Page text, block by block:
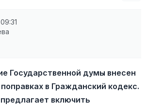
Государственной думы внесен
в Гражданский кодекс.
включить